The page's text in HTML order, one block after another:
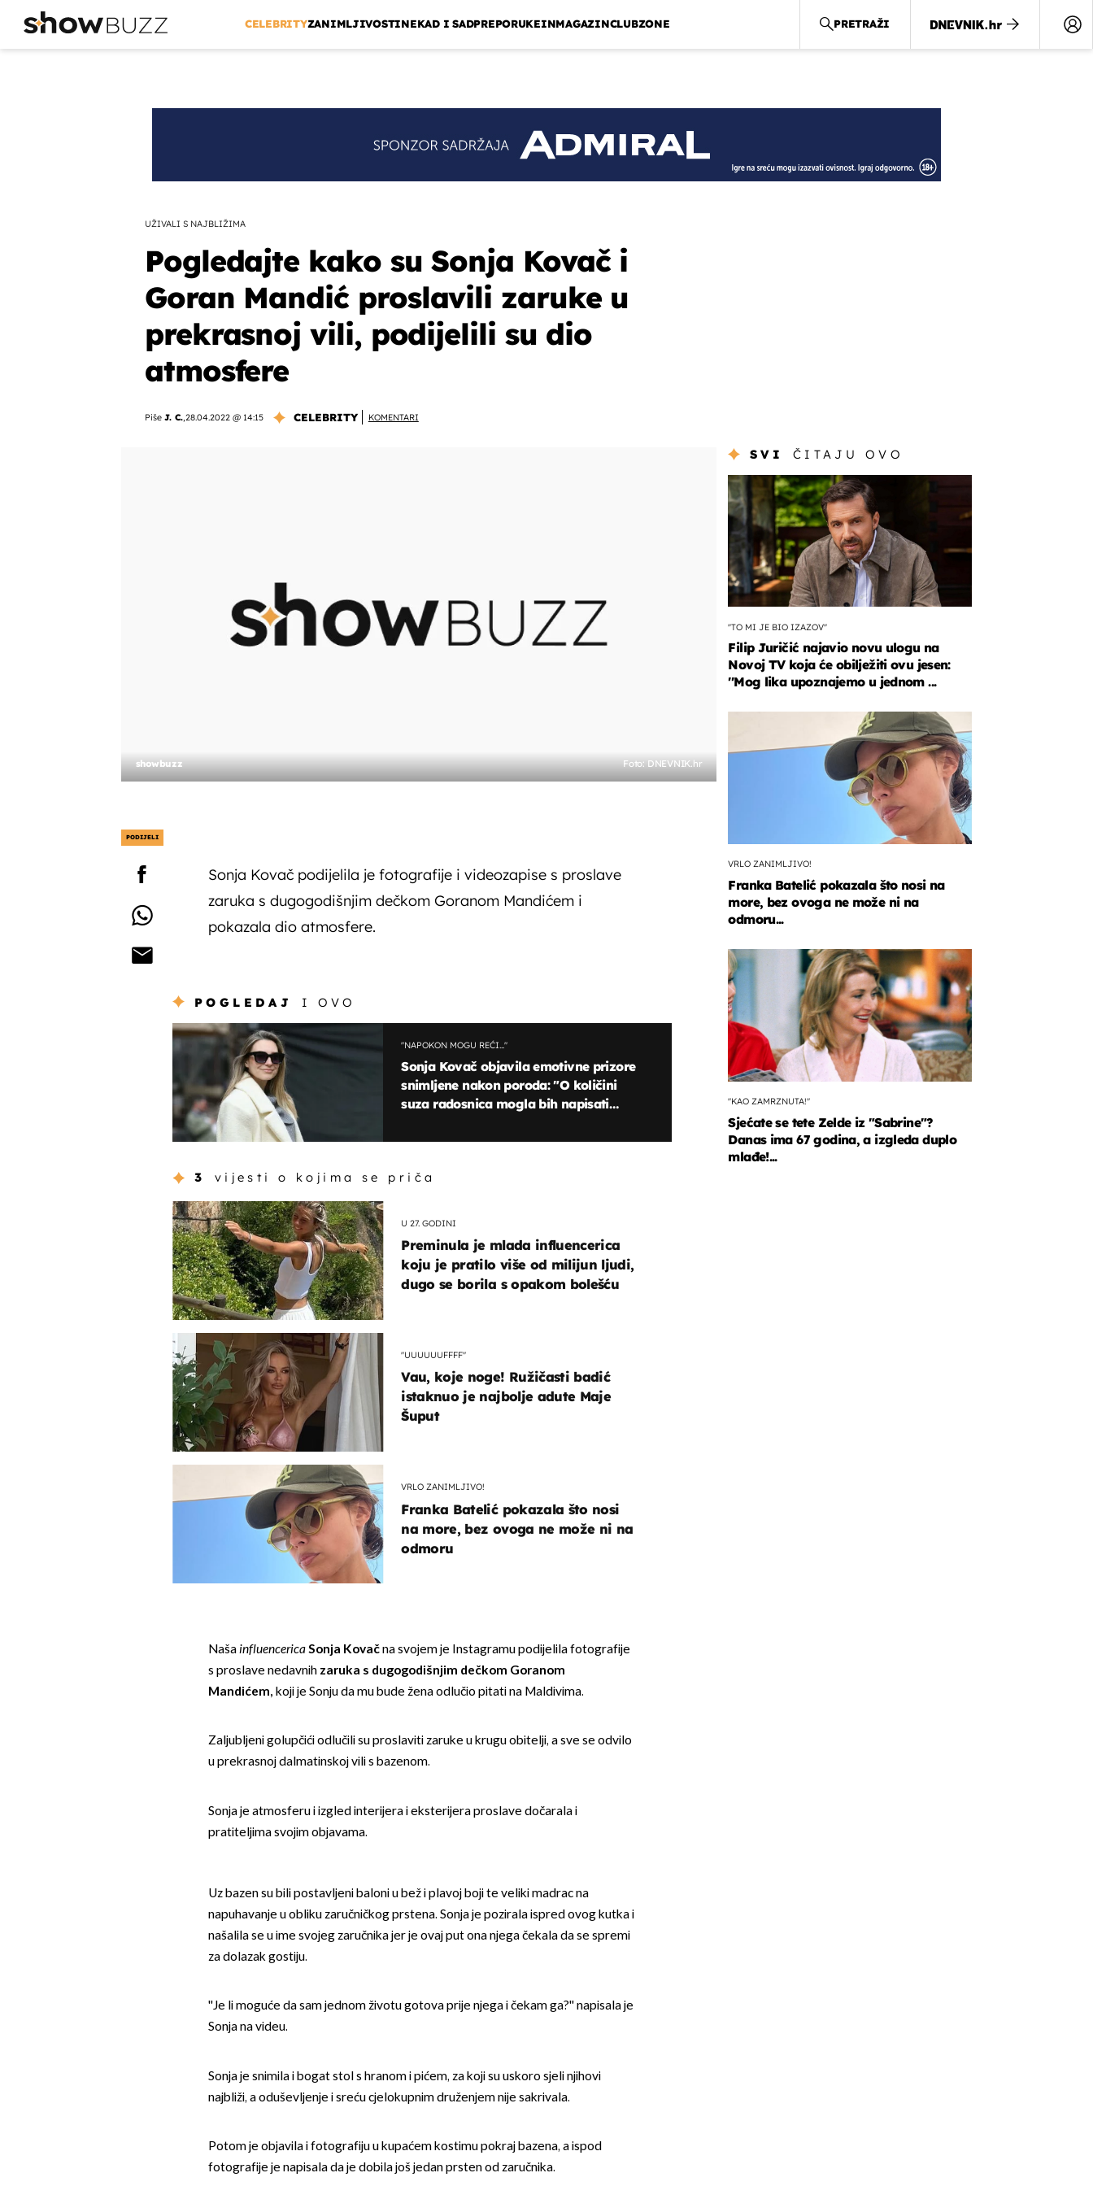
CELEBRITYZANIMLJIVOSTINEKAD I SADPREPORUKEINMAGAZINCLUBZONE PRETRAŽI
UŽIVALI S NAJBLIŽIMA
Pogledajte kako su Sonja Kovač i
Goran Mandić proslavili zaruke u
prekrasnoj vili, podijelili su dio
atmosfere
Piše J. C.,28.04.2022 @ 14:15 CELEBRITY KOMENTARI
showbuzz Foto: DNEVNIK.hr
PODIJELI
Sonja Kovač podijelila je fotografije i videozapise s proslave
zaruka s dugogodišnjim dečkom Goranom Mandićem i
pokazala dio atmosfere.
POGLEDAJ I OVO
"NAPOKON MOGU REĆI..."
Sonja Kovač objavila emotivne prizore
snimljene nakon poroda: "O količini
suza radosnica mogla bih napisati
3 vijesti o kojima se priča
U 27. GODINI
Preminula je mlada influencerica
koju je pratilo više od milijun ljudi,
dugo se borila s opakom bolešću
"UUUUUUFFFF"
Vau, koje noge! Ružičasti badić
istaknuo je najbolje adute Maje
Šuput
VRLO ZANIMLJIVO!
Franka Batelić pokazala što nosi
na more, bez ovoga ne može ni na
odmoru
NašainfluencericaSonja Kovačna svojem je Instagramu podijelila fotografije
s proslave nedavnih zaruka s dugogodišnjim dečkom Goranom
Mandićem, koji je Sonju da mu bude žena odlučio pitati na Maldivima.
Zaljubljeni golupčići odlučili su proslaviti zaruke u krugu obitelji, a sve se odvilo
u prekrasnoj dalmatinskoj vili s bazenom.
Sonja je atmosferu i izgled interijera i eksterijera proslave dočarala i
pratiteljima svojim objavama.
Uz bazen su bili postavljeni baloni u bež i plavoj boji te veliki madrac na
napuhavanje u obliku zaručničkog prstena. Sonja je pozirala ispred ovog kutka i
našalila se u ime svojeg zaručnika jer je ovaj put ona njega čekala da se spremi
za dolazak gostiju.
''Je li moguće da sam jednom životu gotova prije njega i čekam ga?'' napisala je
Sonja na videu.
Sonja je snimila i bogat stol s hranom i pićem, za koji su uskoro sjeli njihovi
najbliži, a oduševljenje i sreću cjelokupnim druženjem nije sakrivala.
Potom je objavila i fotografiju u kupaćem kostimu pokraj bazena, a ispod
fotografije je napisala da je dobila još jedan prsten od zaručnika.
SVI ČITAJU OVO
''TO MI JE BIO IZAZOV''
Filip Juričić najavio novu ulogu na
Novoj TV koja će obilježiti ovu jesen:
''Mog lika upoznajemo u jednom ...
VRLO ZANIMLJIVO!
Franka Batelić pokazala što nosi na
more, bez ovoga ne može ni na
odmoru...
"KAO ZAMRZNUTA!"
Sjećate se tete Zelde iz "Sabrine"?
Danas ima 67 godina, a izgleda duplo
mlađe!...